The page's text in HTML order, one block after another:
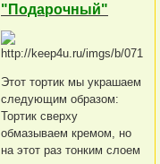
"Подарочный"
Этот тортик мы украшаем
следующим образом:
Тортик сверху
обмазываем кремом, но
на этот раз тонким слоем